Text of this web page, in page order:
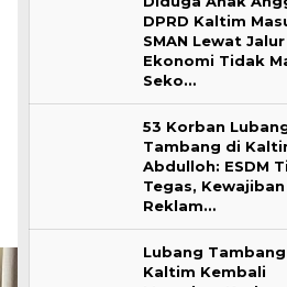
DPRD Kaltim
SMAN Lewat Jalur
Ekonomi Tidak
Seko…
53 Korban
Tambang di
Abdulloh: ESDM
Tegas, Kewajiban
Reklam…
Lubang
Kaltim Kembali